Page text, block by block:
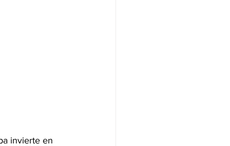
invierte en